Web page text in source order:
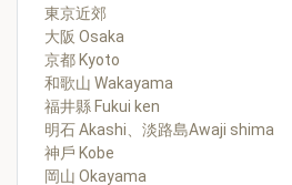
東京近郊
大阪 Osaka
京都 Kyoto
和歌山 Wakayama
福井縣 Fukui ken
明石 Akashi、淡路島Awaji shima
神戶 Kobe
岡山 Okayama